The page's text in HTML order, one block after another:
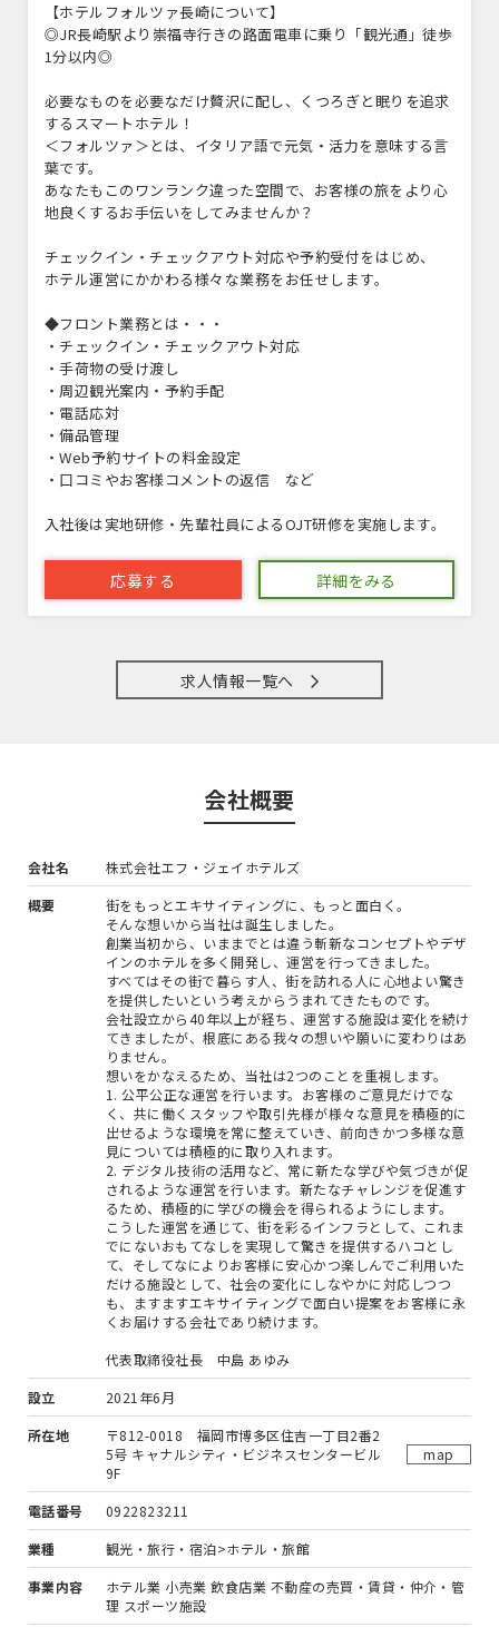
【ホテルフォルツァ長崎について】
◎JR長崎駅より崇福寺行きの路面電車に乗り「観光通」徒歩
1分以内◎
必要なものを必要なだけ贅沢に配し、くつろぎと眠りを追求
するスマートホテル！
＜フォルツァ＞とは、イタリア語で元気・活力を意味する言
葉です。
あなたもこのワンランク違った空間で、お客様の旅をより心
地良くするお手伝いをしてみませんか？
チェックイン・チェックアウト対応や予約受付をはじめ、
ホテル運営にかかわる様々な業務をお任せします。
◆フロント業務とは・・・
・チェックイン・チェックアウト対応
・手荷物の受け渡し
・周辺観光案内・予約手配
・電話応対
・備品管理
・Web予約サイトの料金設定
・口コミやお客様コメントの返信 など
入社後は実地研修・先輩社員によるOJT研修を実施します。
応募する 詳細をみる
求人情報一覧へ
会社概要
会社名
株式会社エフ・ジェイホテルズ
概要
街をもっとエキサイティングに、もっと面白く。
そんな想いから当社は誕生しました。
創業当初から、いままでとは違う斬新なコンセプトやデザ
インのホテルを多く開発し、運営を行ってきました。
すべてはその街で暮らす人、街を訪れる人に心地よい驚き
を提供したいという考えからうまれてきたものです。
会社設立から40年以上が経ち、運営する施設は変化を続け
てきましたが、根底にある我々の想いや願いに変わりはあ
りません。
想いをかなえるため、当社は2つのことを重視します。
1. 公平公正な運営を行います。お客様のご意見だけでな
く、共に働くスタッフや取引先様が様々な意見を積極的に
出せるような環境を常に整えていき、前向きかつ多様な意
見については積極的に取り入れます。
2. デジタル技術の活用など、常に新たな学びや気づきが促
されるような運営を行います。新たなチャレンジを促進す
るため、積極的に学びの機会を得られるようにします。
こうした運営を通じて、街を彩るインフラとして、これま
でにないおもてなしを実現して驚きを提供するハコとし
て、そしてなによりお客様に安心かつ楽しんでご利用いた
だける施設として、社会の変化にしなやかに対応しつつ
も、ますますエキサイティングで面白い提案をお客様に永
くお届けする会社であり続けます。
代表取締役社長 中島 あゆみ
設立
2021年6月
所在地
〒812-0018 福岡市博多区住吉一丁目2番2
5号 キャナルシティ・ビジネスセンタービル
9F
map
電話番号
0922823211
業種
観光・旅行・宿泊>ホテル・旅館
事業内容
ホテル業 小売業 飲食店業 不動産の売買・賃貸・仲介・管
理 スポーツ施設